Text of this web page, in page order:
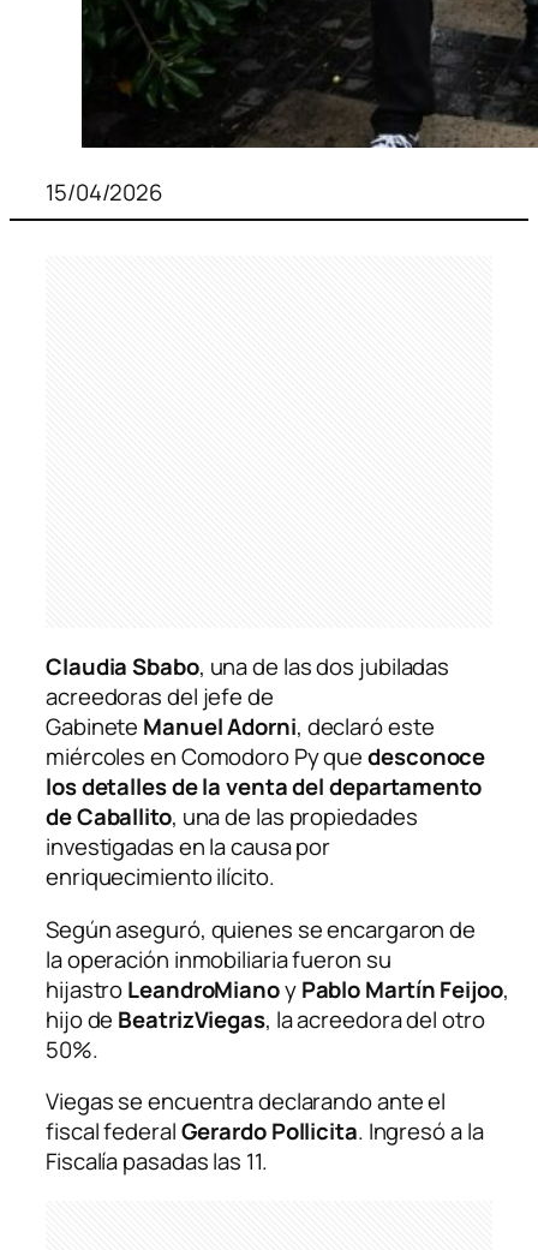
15/04/2026
Claudia Sbabo, una de las dos jubiladas
acreedoras del jefe de
Gabinete ManuelAdorni, declaró este
miércoles en Comodoro Py quedesconoce
los detalles de la venta del departamento
de Caballito, una de las propiedades
investigadas en la causa por
enriquecimiento ilícito.
Según aseguró, quienes se encargaron de
la operación inmobiliaria fueron su
hijastroLeandroMianoyPabloMartínFeijoo,
hijo de BeatrizViegas, la acreedora del otro
50%.
Viegas se encuentra declarando ante el
fiscal federalGerardoPollicita. Ingresó a la
Fiscalía pasadas las 11.